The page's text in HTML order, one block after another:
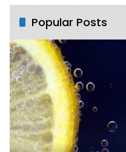
Popular Posts